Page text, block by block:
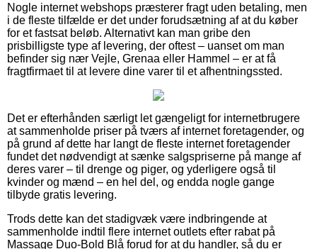
Nogle internet webshops præsterer fragt uden betaling, men
i de fleste tilfælde er det under forudsætning af at du køber
for et fastsat beløb. Alternativt kan man gribe den
prisbilligste type af levering, der oftest – uanset om man
befinder sig nær Vejle, Grenaa eller Hammel – er at få
fragtfirmaet til at levere dine varer til et afhentningssted.
Det er efterhånden særligt let gængeligt for internetbrugere
at sammenholde priser på tværs af internet foretagender, og
på grund af dette har langt de fleste internet foretagender
fundet det nødvendigt at sænke salgspriserne på mange af
deres varer – til drenge og piger, og yderligere også til
kvinder og mænd – en hel del, og endda nogle gange
tilbyde gratis levering.
Trods dette kan det stadigvæk være indbringende at
sammenholde indtil flere internet outlets efter rabat på
Massage Duo-Bold Blå forud for at du handler, så du er